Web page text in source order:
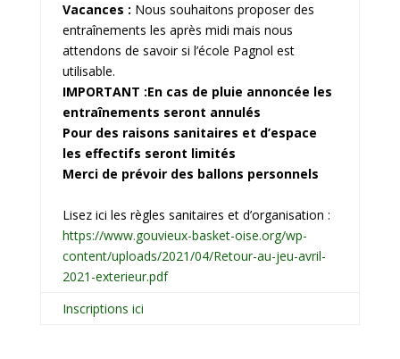
Vacances : Nous souhaitons proposer des
entraînements les après midi mais nous
attendons de savoir si l’école Pagnol est
utilisable.
IMPORTANT :En cas de pluie annoncée les
entraînements seront annulés
Pour des raisons sanitaires et d’espace
les effectifs seront limités
Merci de prévoir des ballons personnels
Lisez ici les règles sanitaires et d’organisation :
https://www.gouvieux-basket-oise.org/wp-
content/uploads/2021/04/Retour-au-jeu-avril-
2021-exterieur.pdf
Inscriptions ici